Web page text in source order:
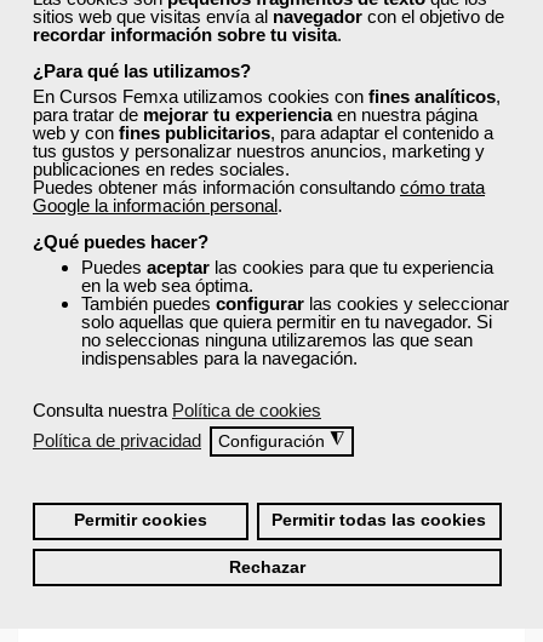
sitios web que visitas envía al navegador con el objetivo de
recordar información sobre tu visita.
¿Para qué las utilizamos?
En Cursos Femxa utilizamos cookies con fines analíticos,
para tratar de mejorar tu experienciaen nuestra página
web y con fines publicitarios, para adaptar el contenido a
tus gustos y personalizar nuestros anuncios, marketing y
publicaciones en redes sociales.
Puedes obtener más información consultando cómo trata
Google la información personal.
¿Qué puedes hacer?
Puedes aceptar las cookies para que tu experiencia
en la web sea óptima.
También puedes configurar las cookies y seleccionar
solo aquellas que quiera permitir en tu navegador. Si
no seleccionas ninguna utilizaremos las que sean
indispensables para la navegación.
Consulta nuestra Política de cookies
Política de privacidad
Configuración ◮
Permitir cookies Permitir todas las cookies
Rechazar
finaliza su formación?
¿Recibiré un certificado al finalizar un curso
gratuito?
¡Únete a la Comunidad Femxa!
Actualmenteeste curso está cerradoy no hay plazas
disponibles.
tu sector profesional y tus preferencias formativas. Si ya
estás registrado, inicia sesión a continuación y filtra tu
búsqueda para encontrar los cursos que se ajusten a tu